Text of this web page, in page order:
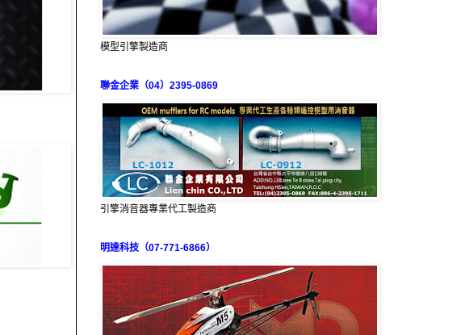
模型引擎製造商
聯金企業（04）2395-0869
引擎消音器專業代工製造商
明達科技（07-771-6866）